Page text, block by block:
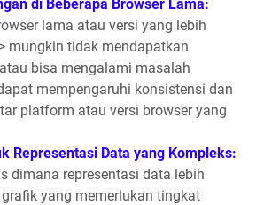
di Beberapa Browser Lama:
lama atau versi yang lebih
mungkin tidak mendapatkan
bisa mengalami masalah
mempengaruhi konsistensi dan
platform atau versi browser yang
Representasi Data yang Kompleks:
dimana representasi data lebih
yang memerlukan tingkat